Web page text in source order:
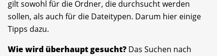
gilt sowohl für die Ordner, die durchsucht werden
sollen, als auch für die Dateitypen. Darum hier einige
Tipps dazu.
Wie wird überhaupt gesucht? Das Suchen nach